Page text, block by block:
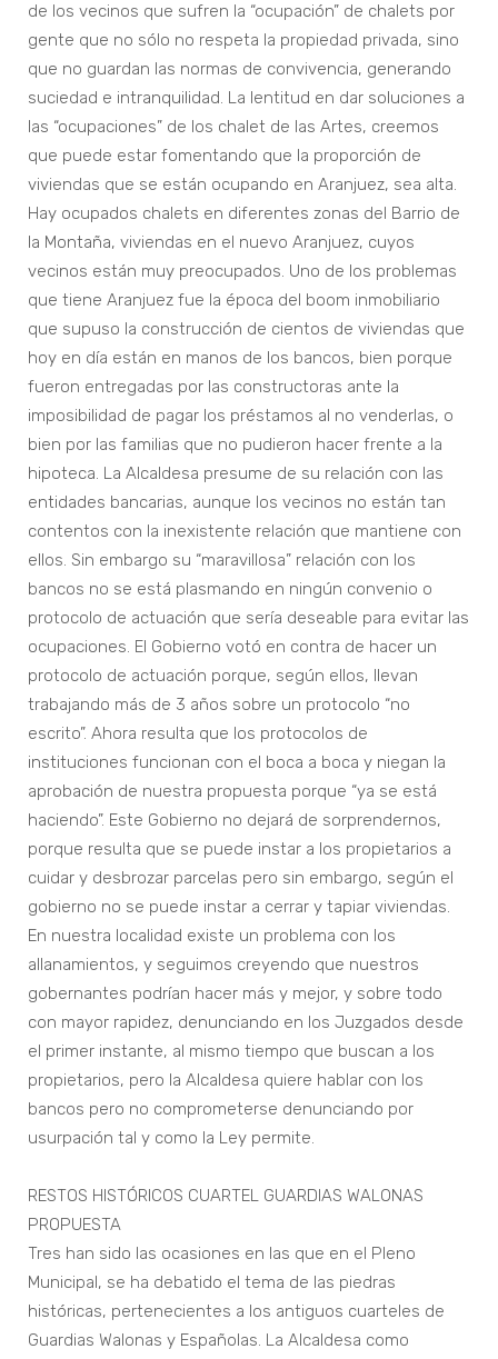
de los vecinos que sufren la “ocupación” de chalets por
gente que no sólo no respeta la propiedad privada, sino
que no guardan las normas de convivencia, generando
suciedad e intranquilidad. La lentitud en dar soluciones a
las “ocupaciones” de los chalet de las Artes, creemos
que puede estar fomentando que la proporción de
viviendas que se están ocupando en Aranjuez, sea alta.
Hay ocupados chalets en diferentes zonas del Barrio de
la Montaña, viviendas en el nuevo Aranjuez, cuyos
vecinos están muy preocupados. Uno de los problemas
que tiene Aranjuez fue la época del boom inmobiliario
que supuso la construcción de cientos de viviendas que
hoy en día están en manos de los bancos, bien porque
fueron entregadas por las constructoras ante la
imposibilidad de pagar los préstamos al no venderlas, o
bien por las familias que no pudieron hacer frente a la
hipoteca. La Alcaldesa presume de su relación con las
entidades bancarias, aunque los vecinos no están tan
contentos con la inexistente relación que mantiene con
ellos. Sin embargo su “maravillosa” relación con los
bancos no se está plasmando en ningún convenio o
protocolo de actuación que sería deseable para evitar las
ocupaciones. El Gobierno votó en contra de hacer un
protocolo de actuación porque, según ellos, llevan
trabajando más de 3 años sobre un protocolo “no
escrito”. Ahora resulta que los protocolos de
instituciones funcionan con el boca a boca y niegan la
aprobación de nuestra propuesta porque “ya se está
haciendo”. Este Gobierno no dejará de sorprendernos,
porque resulta que se puede instar a los propietarios a
cuidar y desbrozar parcelas pero sin embargo, según el
gobierno no se puede instar a cerrar y tapiar viviendas.
En nuestra localidad existe un problema con los
allanamientos, y seguimos creyendo que nuestros
gobernantes podrían hacer más y mejor, y sobre todo
con mayor rapidez, denunciando en los Juzgados desde
el primer instante, al mismo tiempo que buscan a los
propietarios, pero la Alcaldesa quiere hablar con los
bancos pero no comprometerse denunciando por
usurpación tal y como la Ley permite.
RESTOS HISTÓRICOS CUARTEL GUARDIAS WALONAS
PROPUESTA
Tres han sido las ocasiones en las que en el Pleno
Municipal, se ha debatido el tema de las piedras
históricas, pertenecientes a los antiguos cuarteles de
Guardias Walonas y Españolas. La Alcaldesa como